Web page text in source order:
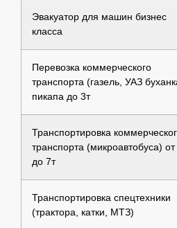
Эвакуатор для машин бизнес
класса
Перевозка коммерческого
транспорта (газель, УАЗ
пикапа до 3т
Транспортировка
транспорта (микроавтобуса) от
до 7т
Транспортировка спецтехники
(трактора, катки, МТЗ)